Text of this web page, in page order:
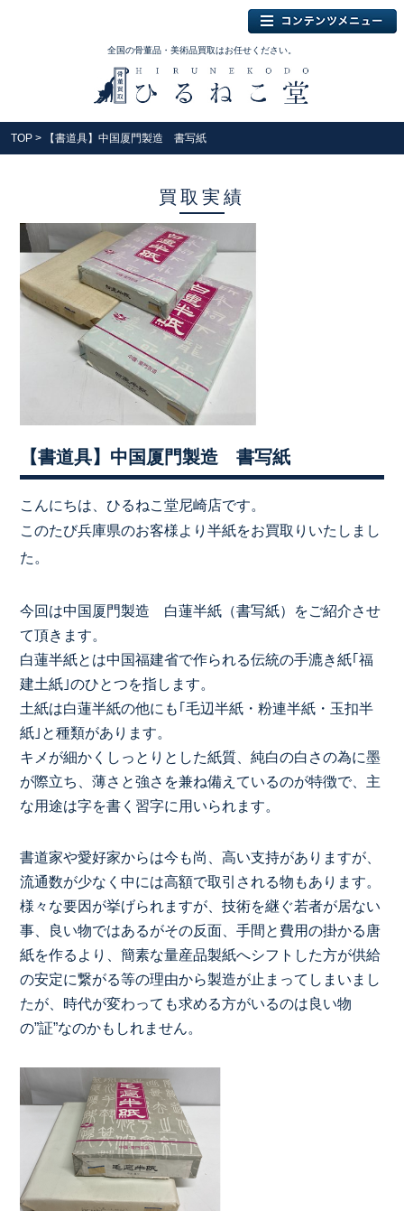
全国の骨董品・美術品買取はお任せください。
TOP > 【書道具】中国厦門製造 書写紙
買取実績
【書道具】中国厦門製造 書写紙
こんにちは、ひるねこ堂尼崎店です。
このたび兵庫県のお客様より半紙をお買取りいたしまし
た。
今回は中国厦門製造 白蓮半紙（書写紙）をご紹介させ
て頂きます。
白蓮半紙とは中国福建省で作られる伝統の手漉き紙｢福
建土紙｣のひとつを指します。
土紙は白蓮半紙の他にも｢毛辺半紙・粉連半紙・玉扣半
紙｣と種類があります。
キメが細かくしっとりとした紙質、純白の白さの為に墨
が際立ち、薄さと強さを兼ね備えているのが特徴で、主
な用途は字を書く習字に用いられます。
書道家や愛好家からは今も尚、高い支持がありますが、
流通数が少なく中には高額で取引される物もあります。
様々な要因が挙げられますが、技術を継ぐ若者が居ない
事、良い物ではあるがその反面、手間と費用の掛かる唐
紙を作るより、簡素な量産品製紙へシフトした方が供給
の安定に繋がる等の理由から製造が止まってしまいまし
たが、時代が変わっても求める方がいるのは良い物
の”証”なのかもしれません。